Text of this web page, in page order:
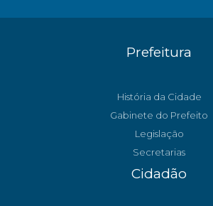
Prefeitura
História da Cidade
Gabinete do Prefeito
Legislação
Secretarias
Cidadão